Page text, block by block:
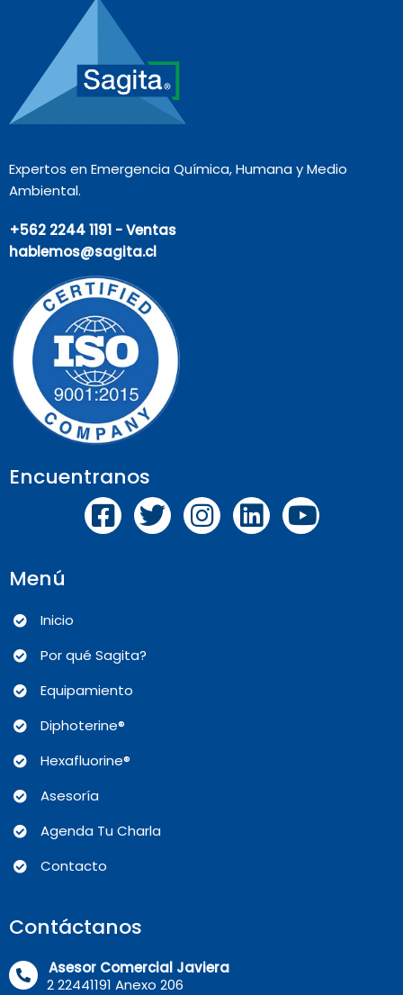
Expertos en Emergencia Química, Humana y Medio
Ambiental.
+562 2244 1191 - Ventas
hablemos@sagita.cl
Encuentranos
Menú
Inicio
Por qué Sagita?
Equipamiento
Diphoterine®
Hexafluorine®
Asesoría
Agenda Tu Charla
Contacto
Contáctanos
Asesor Comercial Javiera
2 22441191 Anexo 206